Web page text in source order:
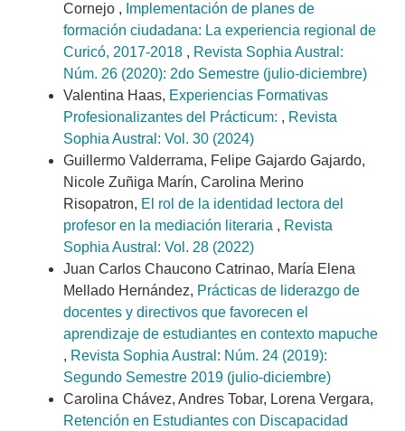
Cornejo , Implementación de planes de
formación ciudadana: La experiencia regional de
Curicó, 2017-2018 , Revista Sophia Austral:
Núm. 26 (2020): 2do Semestre (julio-diciembre)
Valentina Haas, Experiencias Formativas
Profesionalizantes del Prácticum: , Revista
Sophia Austral: Vol. 30 (2024)
Guillermo Valderrama, Felipe Gajardo Gajardo,
Nicole Zuñiga Marín, Carolina Merino
Risopatron, El rol de la identidad lectora del
profesor en la mediación literaria , Revista
Sophia Austral: Vol. 28 (2022)
Juan Carlos Chaucono Catrinao, María Elena
Mellado Hernández, Prácticas de liderazgo de
docentes y directivos que favorecen el
aprendizaje de estudiantes en contexto mapuche
, Revista Sophia Austral: Núm. 24 (2019):
Segundo Semestre 2019 (julio-diciembre)
Carolina Chávez, Andres Tobar, Lorena Vergara,
Retención en Estudiantes con Discapacidad